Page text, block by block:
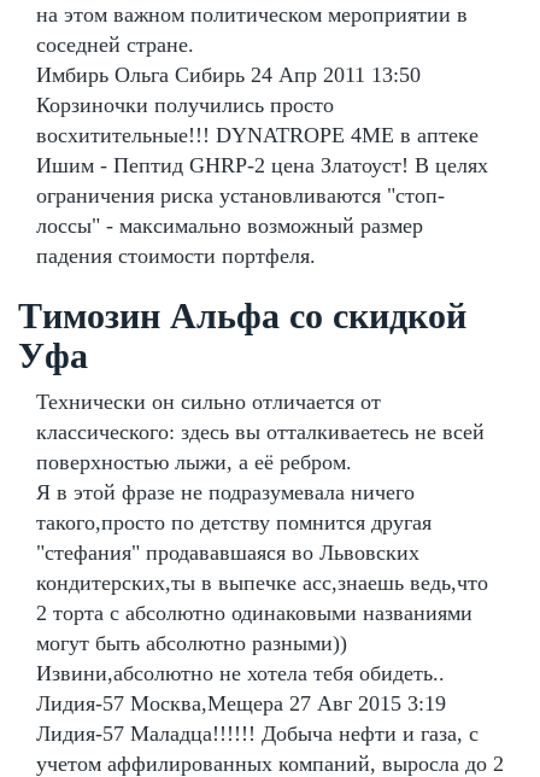
на этом важном политическом мероприятии в
соседней стране.
Имбирь Ольга Сибирь 24 Апр 2011 13:50
Корзиночки получились просто
восхитительные!!! DYNATROPE 4ME в аптеке
Ишим - Пептид GHRP-2 цена Златоуст! В целях
ограничения риска установливаются "стоп-
лоссы" - максимально возможный размер
падения стоимости портфеля.
Tимозин Альфа со скидкой
Уфа
Технически он сильно отличается от
классического: здесь вы отталкиваетесь не всей
поверхностью лыжи, а её ребром.
Я в этой фразе не подразумевала ничего
такого,просто по детству помнится другая
"стефания" продававшаяся во Львовских
кондитерских,ты в выпечке асс,знаешь ведь,что
2 торта с абсолютно одинаковыми названиями
могут быть абсолютно разными))
Извини,абсолютно не хотела тебя обидеть..
Лидия-57 Москва,Мещера 27 Авг 2015 3:19
Лидия-57 Маладца!!!!!! Добыча нефти и газа, с
учетом аффилированных компаний, выросла до 2